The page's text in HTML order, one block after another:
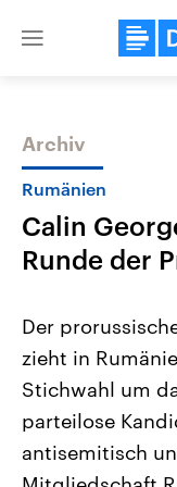
Close
Themen
Landtagswahl
2026
Alle Informationen
Sachsen-Anhalt
September 2026
Landtag. Seit 2021
Bundesland von
Archiv
Rumänien
Calin
Runde der
Der
zieht in
Stichwahl um
parteilose
antisemitisch